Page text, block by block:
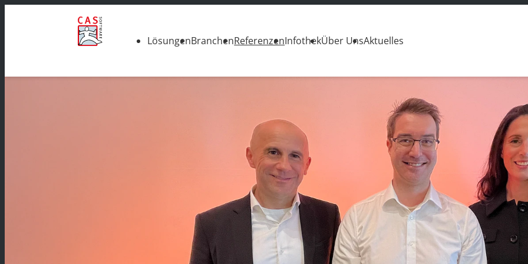
LösungenBranchenReferenzenInfothekÜber UnsAktuelles